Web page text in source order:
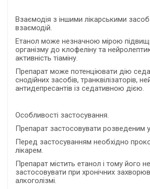
Взаємодія з іншими лікарськими
взаємодій.
Етанол може незначною мірою
організму до клофеліну та
активність тіаміну.
Препарат може потенціювати дію
снодійних засобів, транквілізаторів,
антидепресантів із седативною дією.
Особливості застосування.
Препарат застосовувати розведеним у
Перед застосуванням необхідно
лікарем.
Препарат містить етанол і тому його
застосовувати при хронічних
алкоголізмі.